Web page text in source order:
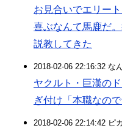
お見合いでエリー
喜ぶなんて馬鹿だ
説教してきた
2018-02-06 22:16:32 な
ヤクルト・巨漢の
ぎ付け「本職なの
2018-02-06 22:14:42 ピ